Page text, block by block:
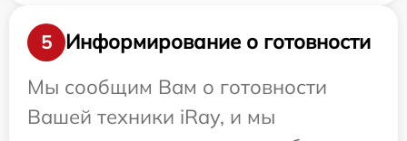
5
Информирование о готовности
Мы сообщим Вам о готовности
Вашей техники iRay, и мы